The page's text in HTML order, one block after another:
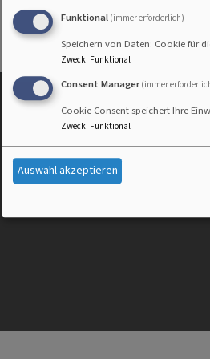
Impressum
Funktional (immer erforderlich)
Speichern von Daten: Cookie für
Zweck: Funktional
Consent Manager (immer
Cookie Consent speichert Ihre
Zweck: Funktional
Auswahl akzeptieren